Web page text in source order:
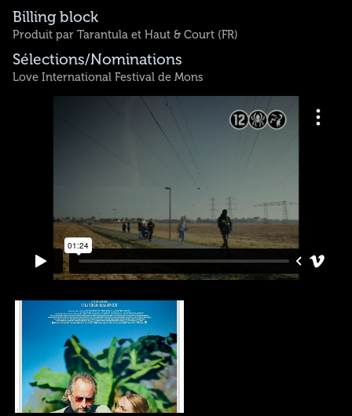
Billing block
Produit par Tarantula et Haut & Court (FR)
Sélections/Nominations
Love International Festival de Mons